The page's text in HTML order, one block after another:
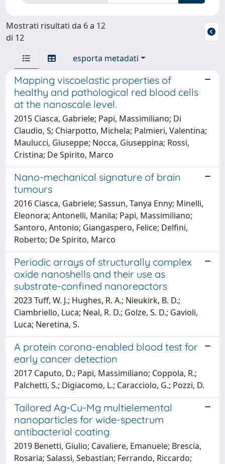
Mostrati risultati da 6 a 12
di 12
esporta metadati
Mapping viscoelastic properties of
healthy and pathological red blood cells
at the nanoscale level.
2015 Ciasca, Gabriele; Papi, Massimiliano; Di
Claudio, S; Chiarpotto, Michela; Palmieri, Valentina;
Maulucci, Giuseppe; Nocca, Giuseppina; Rossi,
Cristina; De Spirito, Marco
Nano-mechanical signature of brain
tumours
2016 Ciasca, Gabriele; Sassun, Tanya Enny; Minelli,
Eleonora; Antonelli, Manila; Papi, Massimiliano;
Santoro, Antonio; Giangaspero, Felice; Delfini,
Roberto; De Spirito, Marco
Periodic arrays of structurally complex
oxide nanoshells and their use as
substrate-confined nanoreactors
2023 Tuff, W. J.; Hughes, R. A.; Nieukirk, B. D.;
Ciambriello, Luca; Neal, R. D.; Golze, S. D.; Gavioli,
Luca; Neretina, S.
A protein corona-enabled blood test for
early cancer detection
2017 Caputo, D.; Papi, Massimiliano; Coppola, R.;
Palchetti, S.; Digiacomo, L.; Caracciolo, G.; Pozzi, D.
Tailored Ag-Cu-Mg multielemental
nanoparticles for wide-spectrum
antibacterial coating
2019 Benetti, Giulio; Cavaliere, Emanuele; Brescia,
Rosaria; Salassi, Sebastian; Ferrando, Riccardo;